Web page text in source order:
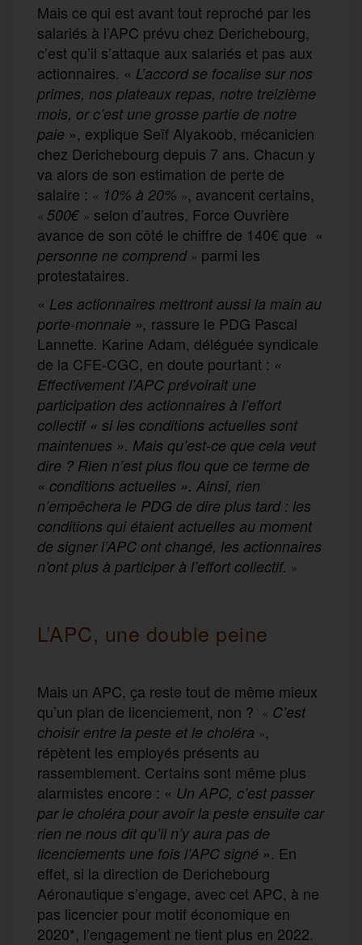
Mais ce qui est avant tout reproché par les
salariés à l’APC prévu chez Derichebourg,
c’est qu’il s’attaque aux salariés et pas aux
actionnaires. « L’accord se focalise sur nos
primes, nos plateaux repas, notre treizième
mois, or c’est une grosse partie de notre
paie », explique Seïf Alyakoob, mécanicien
chez Derichebourg depuis 7 ans. Chacun y
va alors de son estimation de perte de
salaire : « 10% à 20% », avancent certains,
« 500€ » selon d’autres, Force Ouvrière
avance de son côté le chiffre de 140€ que «
personne ne comprend » parmi les
protestataires.
« Les actionnaires mettront aussi la main au
porte-monnaie », rassure le PDG Pascal
Lannette. Karine Adam, déléguée syndicale
de la CFE-CGC, en doute pourtant : «
Effectivement l’APC prévoirait une
participation des actionnaires à l’effort
collectif « si les conditions actuelles sont
maintenues ». Mais qu’est-ce que cela veut
dire ? Rien n’est plus flou que ce terme de
« conditions actuelles ». Ainsi, rien
n’empêchera le PDG de dire plus tard : les
conditions qui étaient actuelles au moment
de signer l’APC ont changé, les actionnaires
n’ont plus à participer à l’effort collectif. »
L’APC, une double peine
Mais un APC, ça reste tout de même mieux
qu’un plan de licenciement, non ?
« C’est
choisir entre la peste et le choléra »,
répètent les employés présents au
rassemblement. Certains sont même plus
alarmistes encore : « Un APC, c’est passer
par le choléra pour avoir la peste ensuite car
rien ne nous dit qu’il n’y aura pas de
licenciements une fois l’APC signé ». En
effet, si la direction de Derichebourg
Aéronautique s’engage, avec cet APC, à ne
pas licencier pour motif économique en
2020*, l’engagement ne tient plus en 2022.